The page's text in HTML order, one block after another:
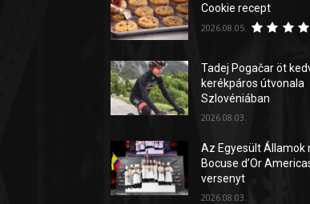
Cookie recept
2026.08.05.
Tadej Pogačar öt
kerékpáros útvonala
Szlovéniában
2026.08.03.
Az Egyesült Államok
Bocuse d’Or
versenyt
2026.08.03.